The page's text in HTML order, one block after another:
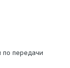
по передачи